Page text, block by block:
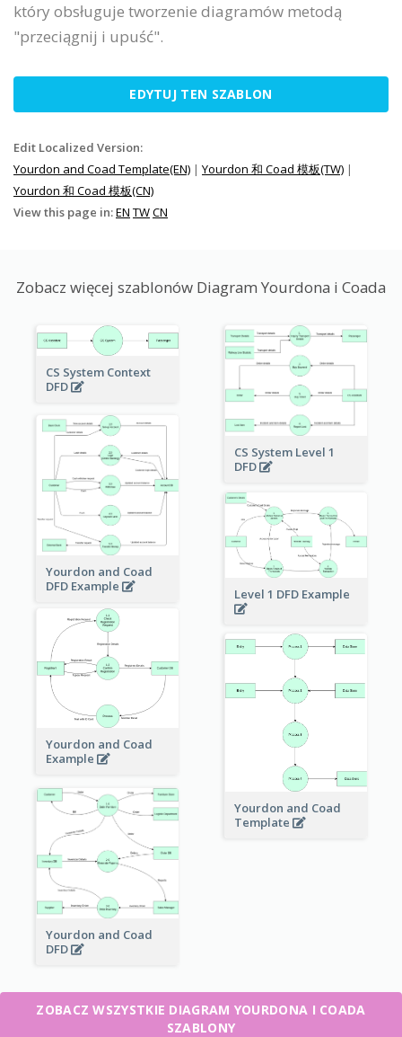
który obsługuje tworzenie diagramów metodą
"przeciągnij i upuść".
EDYTUJ TEN SZABLON
Edit Localized Version:
Yourdon and Coad Template(EN) | Yourdon 和 Coad 模板(TW) |
Yourdon 和 Coad 模板(CN)
View this page in:EN TWCN
Zobacz więcej szablonów Diagram Yourdona i Coada
CS System Context
DFD
CS System Level 1
DFD
Yourdon and Coad
DFD Example
Level 1 DFD Example
Yourdon and Coad
Example
Yourdon and Coad
Template
Yourdon and Coad
DFD
ZOBACZ WSZYSTKIE DIAGRAM YOURDONA I COADA
SZABLONY